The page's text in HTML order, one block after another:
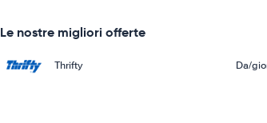
Le nostre migliori offerte
Thrifty Da/